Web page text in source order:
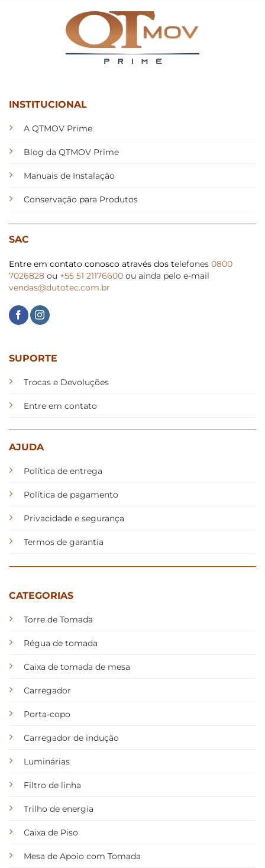
INSTITUCIONAL
A QTMOV Prime
Blog da QTMOV Prime
Manuais de Instalação
Conservação para Produtos
SAC
Entre em contato conosco através dos telefones 0800
7026828 ou +55 51 21176600 ou ainda pelo e-mail
vendas@dutotec.com.br
SUPORTE
Trocas e Devoluções
Entre em contato
AJUDA
Política de entrega
Política de pagamento
Privacidade e segurança
Termos de garantia
CATEGORIAS
Torre de Tomada
Régua de tomada
Caixa de tomada de mesa
Carregador
Porta-copo
Carregador de indução
Luminárias
Filtro de linha
Trilho de energia
Caixa de Piso
Mesa de Apoio com Tomada